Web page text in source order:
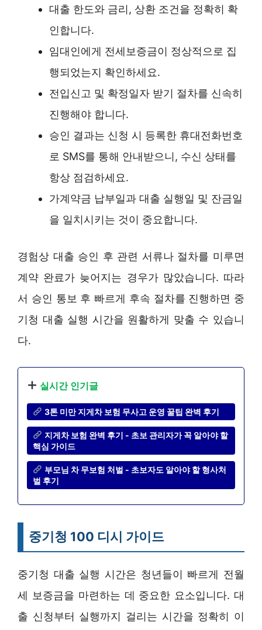
대출 한도와 금리, 상환 조건을 정확히 확
인합니다.
임대인에게 전세보증금이 정상적으로 집
행되었는지 확인하세요.
전입신고 및 확정일자 받기 절차를 신속히
진행해야 합니다.
승인 결과는 신청 시 등록한 휴대전화번호
로 SMS를 통해 안내받으니, 수신 상태를
항상 점검하세요.
가계약금 납부일과 대출 실행일 및 잔금일
을 일치시키는 것이 중요합니다.
경험상 대출 승인 후 관련 서류나 절차를 미루면
계약 완료가 늦어지는 경우가 많았습니다. 따라
서 승인 통보 후 빠르게 후속 절차를 진행하면 중
기청 대출 실행 시간을 원활하게 맞출 수 있습니
다.
실시간 인기글
3톤 미만 지게차 보험 무사고 운영 꿀팁 완벽 후기
지게차 보험 완벽 후기 - 초보 관리자가 꼭 알아야 할
핵심 가이드
부모님 차 무보험 처벌 - 초보자도 알아야 할 형사처
벌 후기
중기청 100 디시 가이드
중기청 대출 실행 시간은 청년들이 빠르게 전월
세 보증금을 마련하는 데 중요한 요소입니다. 대
출 신청부터 실행까지 걸리는 시간을 정확히 이